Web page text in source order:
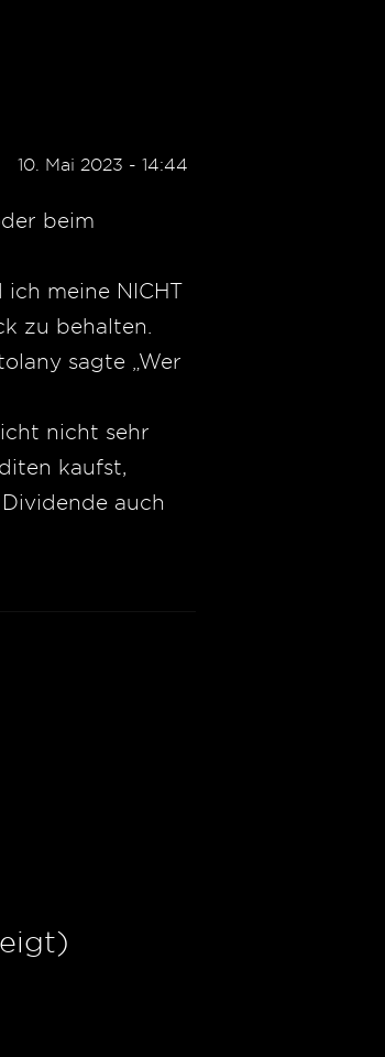
10. Mai 2023 - 14:44
beim
meine NICHT
zu behalten.
sagte „Wer
nicht sehr
kaufst,
auch